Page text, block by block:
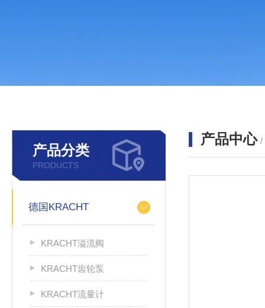
产品分类
PRODUCTS
德国KRACHT
KRACHT溢流阀
KRACHT齿轮泵
KRACHT流量计
产品中心 /